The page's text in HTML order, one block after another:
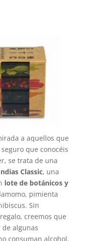
a aquellos que
que conocéis
se trata de una
Classic, una
lote de botánicos y
pimienta
Sin
creemos que
algunas
consuman alcohol.